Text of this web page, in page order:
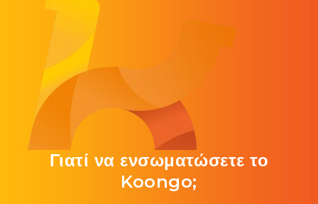
Γιατί να ενσωματώσετε το
Koongo;